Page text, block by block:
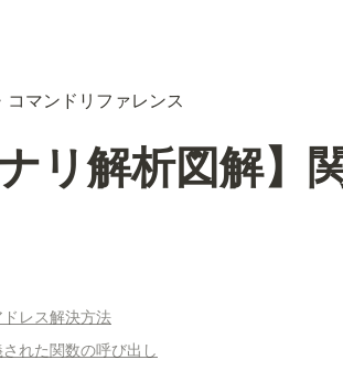
コマンドリファレンス
ナリ解析図解】
レス解決方法
れた関数の呼び出し